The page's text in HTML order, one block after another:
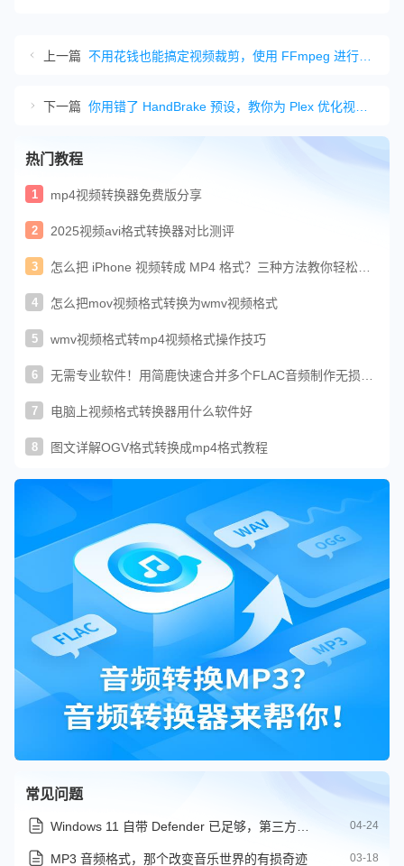
上一篇 不用花钱也能搞定视频裁剪，使用 FFmpeg 进行视频裁剪教程
下一篇 你用错了 HandBrake 预设，教你为 Plex 优化视频的正确方法
热门教程
1 mp4视频转换器免费版分享
2 2025视频avi格式转换器对比测评
3
怎么把 iPhone 视频转成 MP4 格式？三种方法教你轻松转
4 怎么把mov视频格式转换为wmv视频格式
5 wmv视频格式转mp4视频格式操作技巧
6
无需专业软件！用简鹿快速合并多个FLAC音频制作无损串
7 电脑上视频格式转换器用什么软件好
8 图文详解OGV格式转换成mp4格式教程
常见问题
Windows 11 自带 Defender 已足够，第三方杀毒软件非必需 04-24
MP3 音频格式，那个改变音乐世界的有损奇迹 03-18